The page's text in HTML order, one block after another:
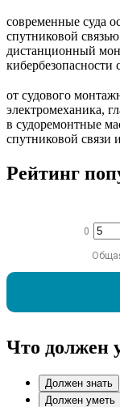
современные суда
спутниковой
дистанционный
кибербезопасности
от судового
электромеханика,
в судоремонтные
спутниковой связи
Рейтинг
0
Что должен
Должен знать
Должен уметь